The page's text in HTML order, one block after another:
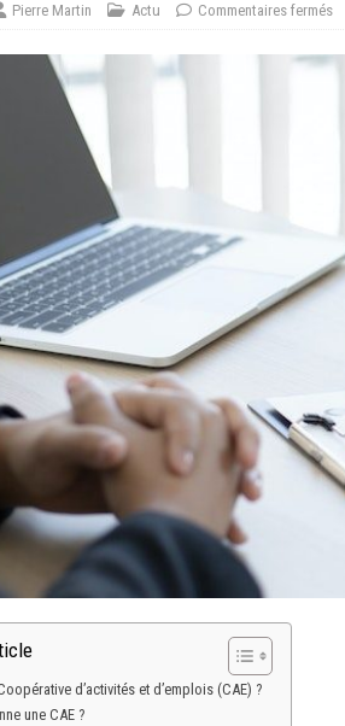
Pierre Martin Actu Commentaires fermés
d’activités et d’emplois (CAE) ?
une CAE ?